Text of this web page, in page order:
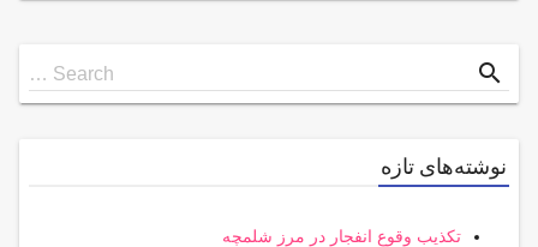
Search
for
Search … search
نوشته‌های تازه
تکذیب وقوع انفجار در مرز شلمچه